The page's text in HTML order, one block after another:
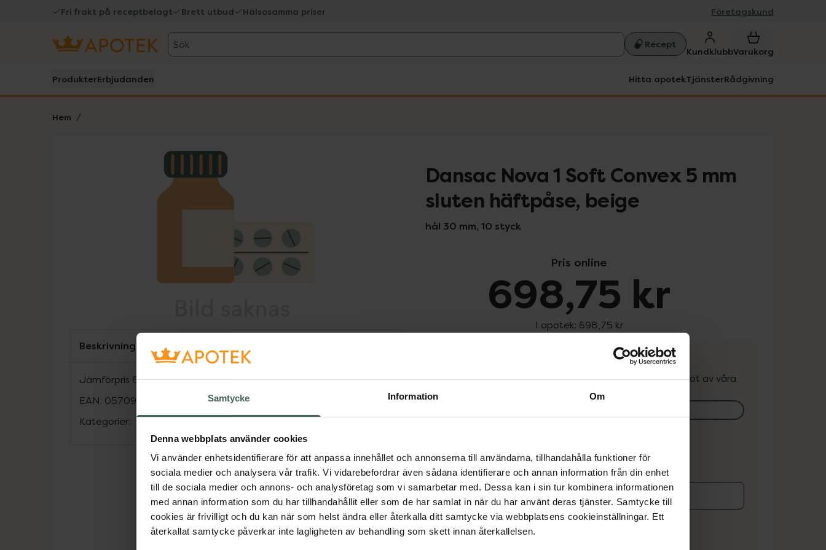
Samtycke Information Om
Denna webbplats använder cookies
Vi använder enhetsidentifierare för att anpassa innehållet och annonserna till användarna, tillhandahålla funktioner för
sociala medier och analysera vår trafik. Vi vidarebefordrar även sådana identifierare och annan information från din enhet
till de sociala medier och annons- och analysföretag som vi samarbetar med. Dessa kan i sin tur kombinera informationen
med annan information som du har tillhandahållit eller som de har samlat in när du har använt deras tjänster. Samtycke till
cookies är frivilligt och du kan när som helst ändra eller återkalla ditt samtycke via webbplatsens cookieinställningar. Ett
återkallat samtycke påverkar inte lagligheten av behandling som skett innan återkallelsen.
Fri frakt på receptbelagt Brett utbud Hälsosamma priser Företagskund
Sök Recept
KundklubbVarukorg
ProdukterErbjudanden Hitta apotekTjänsterRådgivning
Hem
Lista: . Innehåller 1 objekt.
Dansac Nova 1 Soft Convex 5 mm
sluten häftpåse, beige
hål 30 mm, 10 styck
Pris online
698,75 kr
I apotek: 698,75 kr
Tillfälligt slut online. Varan kan finnas i lager hos något av våra
Få mejl när varan finns i lager online
Din e-postadress
Jag accepterar villkoren
Beskrivning
Jämförpris 69,88 kr/st
EAN: 05709817346893
Kategorier: